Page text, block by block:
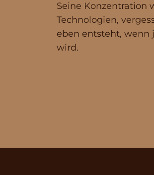
Seine Konzentration
Technologien,
eben entsteht, wenn
wird.